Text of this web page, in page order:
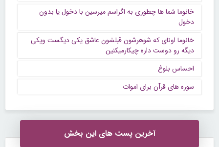
خانوما شما ها چطوری به اگراسم میرسین با دخول یا بدون
دخول
خانوما اونای که شوهرشون قبلشون عاشق یکی دیگست ویکی
دیگه رو دوست داره چیکارمیکنین
احساس بلوغ
سوره های قرآن برای اموات
آخرین پست های این بخش